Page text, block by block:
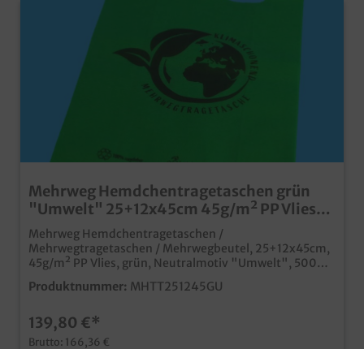
Mehrweg Hemdchentragetaschen grün
"Umwelt" 25+12x45cm 45g/m² PP Vlies
500St
Mehrweg Hemdchentragetaschen /
Mehrwegtragetaschen / Mehrwegbeutel, 25+12x45cm,
45g/m² PP Vlies, grün, Neutralmotiv "Umwelt", 500
Stück im Kartonstabile Hemdchentragetaschen für den
Mehrfacheinsatzaus recycelbarem
EinzelhandelAlternative zu herkömmlichen Plastik
Hemdchentragetaschenauch individuell bedruckbar
Produktnummer: MHTT251245GU
139,80 €*
Brutto: 166,36 €